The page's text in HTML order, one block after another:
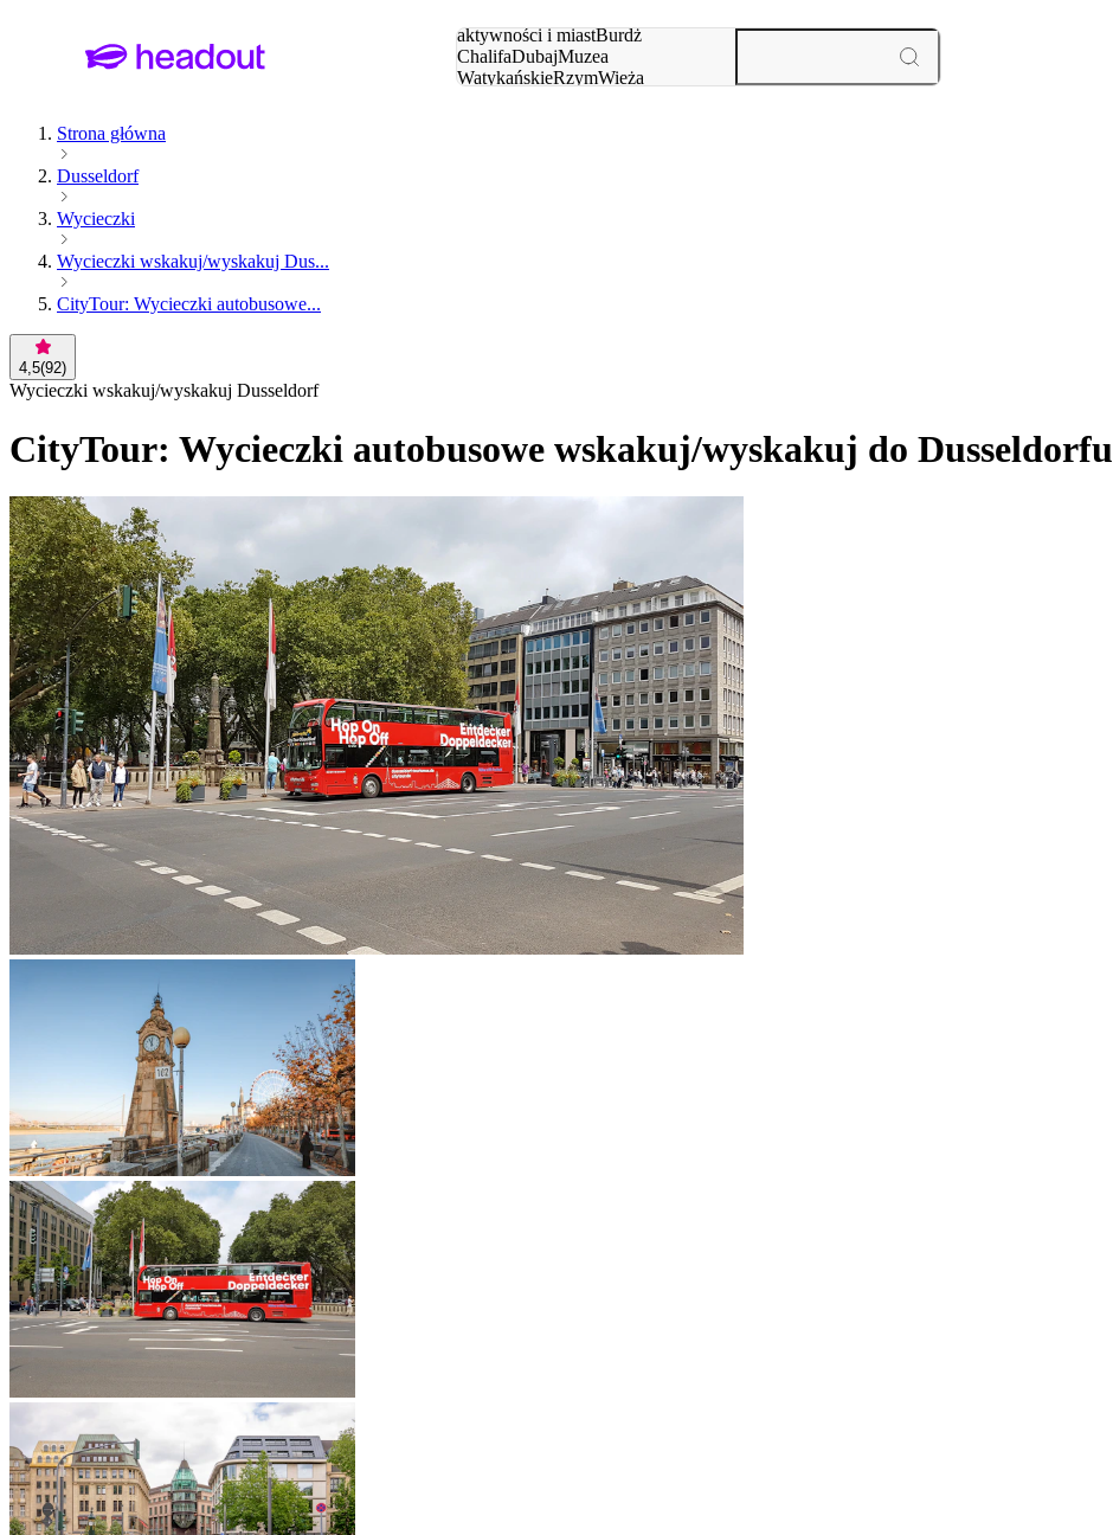
aktywności i miastBurdż
ChalifaDubajMuzea
WatykańskieRzymWieża
Strona główna
Dusseldorf
Wycieczki
Wycieczki wskakuj/wyskakuj Dus...
CityTour: Wycieczki autobusowe...
4,5(92)
Wycieczki wskakuj/wyskakuj Dusseldorf
CityTour: Wycieczki autobusowe wskakuj/wyskakuj do Dusseldorfu